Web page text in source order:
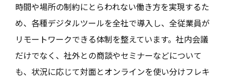
時間や場所の制約にとらわれない働き方を実現するた
め、各種デジタルツールを全社で導入し、全従業員が
リモートワークできる体制を整えています。社内会議
だけでなく、社外との商談やセミナーなどについて
も、状況に応じて対面とオンラインを使い分けフレキ